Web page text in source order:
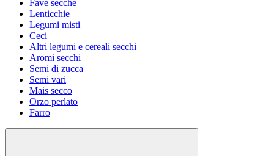
Fave secche
Lenticchie
Legumi misti
Ceci
Altri legumi e cereali secchi
Aromi secchi
Semi di zucca
Semi vari
Mais secco
Orzo perlato
Farro